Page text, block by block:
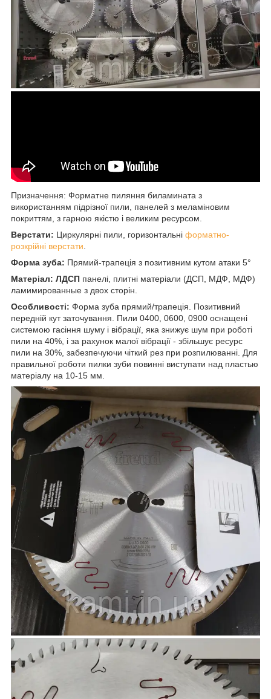
Призначення: Форматне пиляння биламината з
використанням підрізної пили, панелей з меламіновим
покриттям, з гарною якістю і великим ресурсом.
Верстати: Циркулярні пили, горизонтальні форматно-
розкрійні верстати.
Форма зуба: Прямий-трапеція з позитивним кутом атаки 5°
Матеріал: ЛДСП панелі, плитні матеріали (ДСП, МДФ, МДФ)
ламимированные з двох сторін.
Особливості: Форма зуба прямий/трапеція. Позитивний
передній кут заточування. Пили 0400, 0600, 0900 оснащені
системою гасіння шуму і вібрації, яка знижує шум при роботі
пили на 40%, і за рахунок малої вібрації - збільшує ресурс
пили на 30%, забезпечуючи чіткий рез при розпилюванні. Для
правильної роботи пилки зуби повинні виступати над пластью
матеріалу на 10-15 мм.